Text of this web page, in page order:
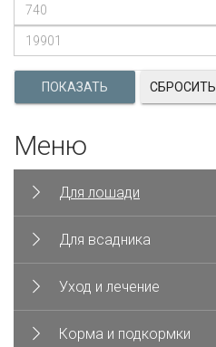
СБРОСИТЬ
Меню
Для лошади
Для всадника
Уход и лечение
Корма и подкормки